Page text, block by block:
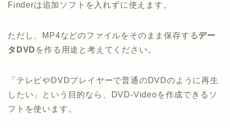
Finderは追加ソフトを入れずに使えます。
ただし、MP4などのファイルをそのまま保存するデー
タDVD を作る用途と考えてください。
「テレビやDVDプレイヤーで普通のDVDのように再生
したい」という目的なら、DVD-Videoを作成できるソ
フトを使います。